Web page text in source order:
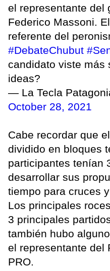
el representante del
Federico Massoni.
referente del
#DebateChubut
candidato viste más
ideas?
— La Tecla
October 28, 2021
Cabe recordar que
dividido en bloques
participantes tenían
desarrollar sus
tiempo para cruces
Los principales
3 principales
también hubo
el representante del
PRO.